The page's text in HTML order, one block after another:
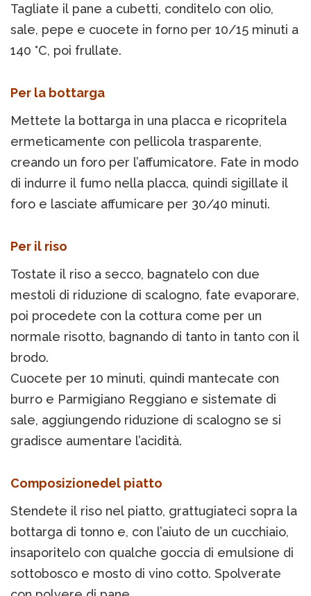
Tagliate il pane a cubetti, conditelo con olio,
sale, pepe e cuocete in forno per 10/15 minuti a
140 °C, poi frullate.
Per la bottarga
Mettete la bottarga in una placca e ricopritela
ermeticamente con pellicola trasparente,
creando un foro per l’affumicatore. Fate in modo
di indurre il fumo nella placca, quindi sigillate il
foro e lasciate affumicare per 30/40 minuti.
Per il riso
Tostate il riso a secco, bagnatelo con due
mestoli di riduzione di scalogno, fate evaporare,
poi procedete con la cottura come per un
normale risotto, bagnando di tanto in tanto con il
brodo.
Cuocete per 10 minuti, quindi mantecate con
burro e Parmigiano Reggiano e sistemate di
sale, aggiungendo riduzione di scalogno se si
gradisce aumentare l’acidità.
Composizionedel piatto
Stendete il riso nel piatto, grattugiateci sopra la
bottarga di tonno e, con l’aiuto de un cucchiaio,
insaporitelo con qualche goccia di emulsione di
sottobosco e mosto di vino cotto. Spolverate